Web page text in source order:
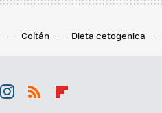
Coltán Dieta cetogenica